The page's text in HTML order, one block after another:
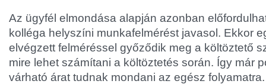
Az ügyfél elmondása alapján azonban
kolléga helyszíni munkafelmérést javasol. Ekkor
elvégzett felméréssel győződik meg a költöztető
mire lehet számítani a költöztetés során. Így már
várható árat tudnak mondani az egész folyamatra.